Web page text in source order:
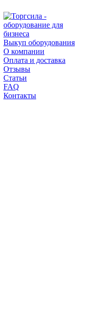
Выкуп оборудования
О компании
Оплата и доставка
Отзывы
Статьи
FAQ
Контакты